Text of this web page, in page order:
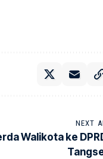
NEXT
Walikota ke